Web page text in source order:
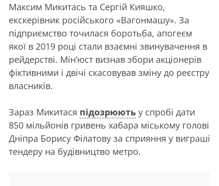
Максим Микитась та Сергій Кияшко,
екскерівник російського «Вагонмашу». За
підприємство точилася боротьба, апогеєм
якої в 2019 році стали взаємні звинувачення в
рейдерстві. Мін’юст визнав збори акціонерів
фіктивними і двічі скасовував зміну до реєстру
власників.
Зараз Микитася підозрюють у спробі дати
850 мільйонів гривень хабара міському голові
Дніпра Борису Філатову за сприяння у виграші
тендеру на будівництво метро.